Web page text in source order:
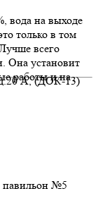
вода на выходе
только в том
всего
Она установит
работы и на
А, (ДОК-13)
павильон №5